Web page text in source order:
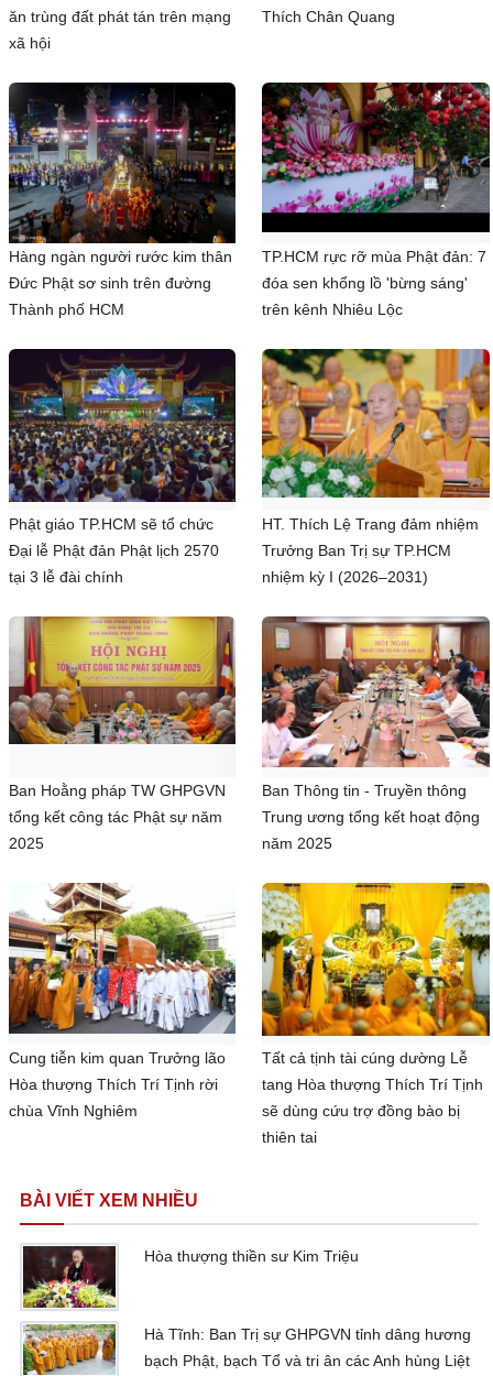
ăn trùng đất phát tán trên mạng
xã hội
Thích Chân Quang
Hàng ngàn người rước kim thân
Đức Phật sơ sinh trên đường
Thành phố HCM
TP.HCM rực rỡ mùa Phật đản: 7
đóa sen khổng lồ 'bừng sáng'
trên kênh Nhiêu Lộc
Phật giáo TP.HCM sẽ tổ chức
Đại lễ Phật đản Phật lịch 2570
tại 3 lễ đài chính
HT. Thích Lệ Trang đảm nhiệm
Trưởng Ban Trị sự TP.HCM
nhiệm kỳ I (2026–2031)
Ban Hoằng pháp TW GHPGVN
tổng kết công tác Phật sự năm
2025
Ban Thông tin - Truyền thông
Trung ương tổng kết hoạt động
năm 2025
Cung tiễn kim quan Trưởng lão
Hòa thượng Thích Trí Tịnh rời
chùa Vĩnh Nghiêm
Tất cả tịnh tài cúng dường Lễ
tang Hòa thượng Thích Trí Tịnh
sẽ dùng cứu trợ đồng bào bị
thiên tai
BÀI VIẾT XEM NHIỀU
Hòa thượng thiền sư Kim Triệu
Hà Tĩnh: Ban Trị sự GHPGVN tỉnh dâng hương
bạch Phật, bạch Tổ và tri ân các Anh hùng Liệt